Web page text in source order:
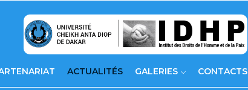
ACTUALITÉS GALERIES CONTACTS